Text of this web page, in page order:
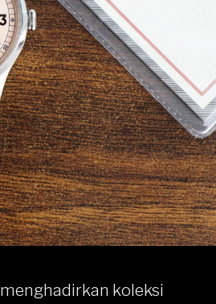
menghadirkan koleksi